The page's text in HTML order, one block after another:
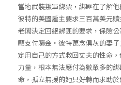
當地武裝叛軍綁票，綁匪在了解
彼特的美國雇主要求三百萬美元
老闆決定回絕綁匪的要求，保險
願支付贖金。彼特萬念俱灰的妻
定用自己的方式救回丈夫的性命
力量，根本無法應付為數眾多的
命，孤立無援的她只好轉而求助